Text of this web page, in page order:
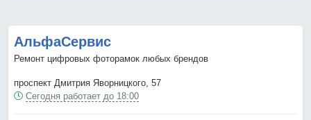
АльфаСервис
Ремонт цифровых фоторамок любых брендов
проспект Дмитрия Яворницкого, 57
Сегодня работает до 18:00